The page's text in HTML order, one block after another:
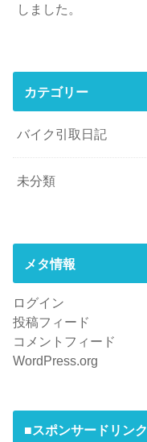
しました。
カテゴリー
バイク引取日記
未分類
メタ情報
ログイン
投稿フィード
コメントフィード
WordPress.org
■スポンサードリンク